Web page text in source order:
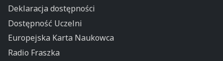
Deklaracja dostępności
Dostępność Uczelni
Europejska Karta Naukowca
Radio Fraszka